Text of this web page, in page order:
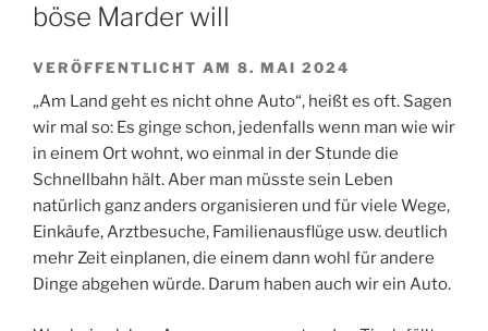
böse Marder will
VERÖFFENTLICHT AM 8. MAI 2024
„Am Land geht es nicht ohne Auto“, heißt es oft. Sagen
wir mal so: Es ginge schon, jedenfalls wenn man wie wir
in einem Ort wohnt, wo einmal in der Stunde die
Schnellbahn hält. Aber man müsste sein Leben
natürlich ganz anders organisieren und für viele Wege,
Einkäufe, Arztbesuche, Familienausflüge usw. deutlich
mehr Zeit einplanen, die einem dann wohl für andere
Dinge abgehen würde. Darum haben auch wir ein Auto.